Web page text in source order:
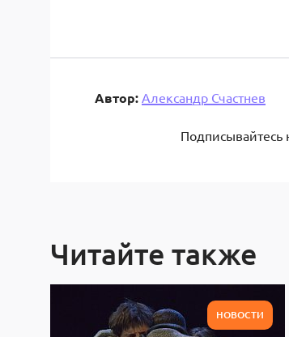
Автор: Александр Счастнев
Подписывайтесь
Читайте также
НОВОСТИ